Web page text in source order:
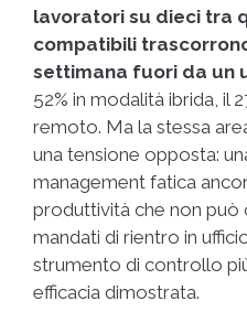
lavoratori su dieci tra
compatibili
settimana fuori da un
52% in modalità ibrida, il
remoto. Ma la stessa
una tensione opposta:
management fatica
produttività che non può
mandati di rientro in
strumento di controllo
efficacia dimostrata.